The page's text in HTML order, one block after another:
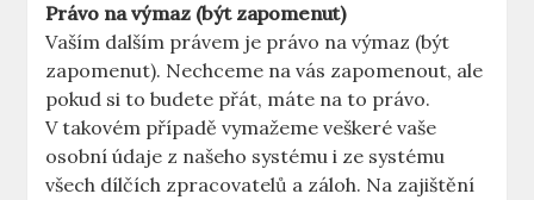
Právo na výmaz (být zapomenut)
Vaším dalším právem je právo na výmaz (být
zapomenut). Nechceme na vás zapomenout, ale
pokud si to budete přát, máte na to právo.
V takovém případě vymažeme veškeré vaše
osobní údaje z našeho systému i ze systému
všech dílčích zpracovatelů a záloh. Na zajištění